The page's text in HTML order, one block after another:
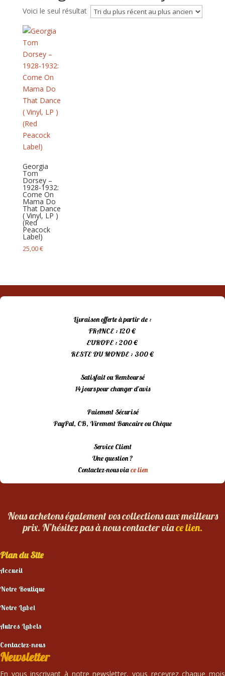
Voici le seul résultat
Georgia
Tom
Dorsey –
1928-1932:
Come On
Mama Do
That Dance
( Vinyl, LP )
(Red
Peacock
Label)
25,00€
Livraison offerte à partir de :
FRANCE : 120 €
EUROPE : 200 €
RESTE DU MONDE : 300 €
Satisfait ou Remboursé
14 jours pour changer d’avis
Paiement Sécurisé
PayPal, CB, Virement Bancaire ou Chèque
Service Client
Une question ?
Contactez-nous viace lien
Nous achetons également vos collections aux meilleurs
prix. N’hésitez pas à nous contacter viace lien.
Plan du Site
Accueil
Notre Boutique
Notre Label
Autres Labels
Contactez-nous
Newsletter
En vous inscrivant à notre newsletter, vous recevrez chaque mois